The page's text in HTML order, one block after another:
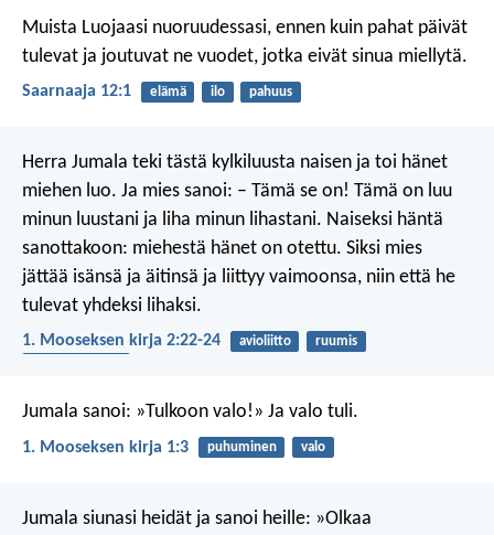
Muista Luojaasi nuoruudessasi, ennen kuin pahat päivät
tulevat ja joutuvat ne vuodet, jotka eivät sinua miellytä.
Saarnaaja 12:1 elämä ilo pahuus
Herra Jumala teki tästä kylkiluusta naisen ja toi hänet
miehen luo. Ja mies sanoi: – Tämä se on! Tämä on luu
minun luustani ja liha minun lihastani. Naiseksi häntä
sanottakoon: miehestä hänet on otettu. Siksi mies
jättää isänsä ja äitinsä ja liittyy vaimoonsa, niin että he
tulevat yhdeksi lihaksi.
1. Mooseksen kirja 2:22-24 avioliitto
ruumis
Jumala sanoi: »Tulkoon valo!» Ja valo tuli.
1. Mooseksen kirja 1:3 puhuminen valo
Jumala siunasi heidät ja sanoi heille: »Olkaa